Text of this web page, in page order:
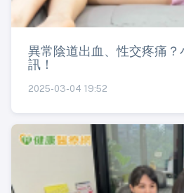
異常陰道出血、性交疼痛
訊！
2025-03-04 19:52